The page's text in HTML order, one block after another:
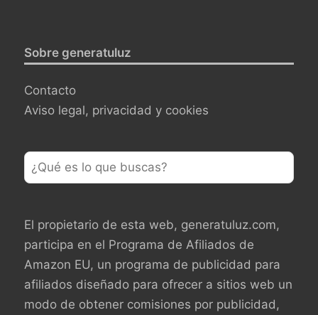
Sobre generatuluz
Contacto
Aviso legal, privacidad y cookies
El propietario de esta web, generatuluz.com,
participa en el Programa de Afiliados de
Amazon EU, un programa de publicidad para
afiliados diseñado para ofrecer a sitios web un
modo de obtener comisiones por publicidad,